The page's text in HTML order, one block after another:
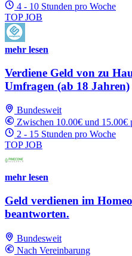
4 - 10 Stunden pro Woche
TOP JOB
mehr lesen
Verdiene Geld von zu
Umfragen (ab 18 Jahren)
Bundesweit
Zwischen 10.00€ und 15.00€
2 - 15 Stunden pro Woche
TOP JOB
mehr lesen
Geld verdienen im
beantworten.
Bundesweit
Nach Vereinbarung